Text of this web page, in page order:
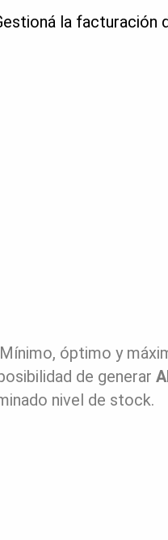
la facturación
óptimo y
de generar
nivel de stock.